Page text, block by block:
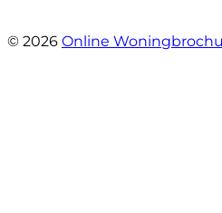
© 2026 Online